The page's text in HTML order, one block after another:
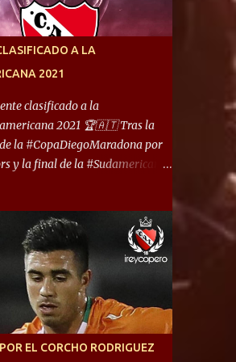
de un clásico de los
la primera división del fútbol
muchos años. Dock Sud es otro
esas tierras, aunque el
es la convivencia
- Racing. “No encuentro, más
logros deportivos, tantos
gente en este deporte”,
Moyano. “Creo que
A LA
2021
clasificado a la
2021 🏆🇦🇹 Tras la
la #CopaDiegoMaradona por
y la final de la #Sudamericana
o Lanús, dadas estás dos
el Rey de Copas se clasifica a la
de este 2021. En este
sufrirá modificaciones
que iniciará en fase de grupos
de los cuales sólo los
cada grupo jugarán los 8vos.
EL CORCHO RODRIGUEZ